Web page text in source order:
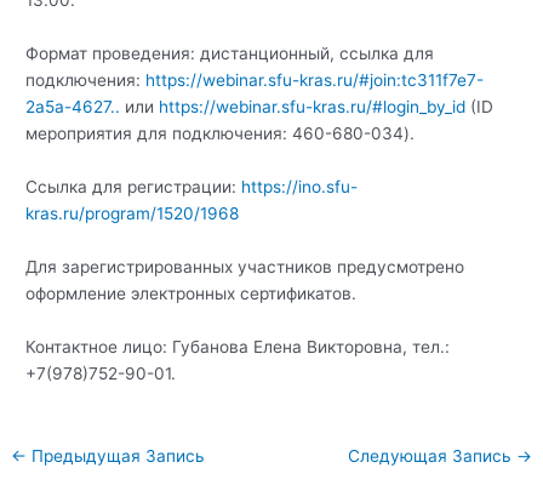
Формат проведения: дистанционный, ссылка для
подключения: https://webinar.sfu-kras.ru/#join:tc311f7e7-
2a5a-4627.. или https://webinar.sfu-kras.ru/#login_by_id (ID
мероприятия для подключения: 460-680-034).
Ссылка для регистрации: https://ino.sfu-
kras.ru/program/1520/1968
Для зарегистрированных участников предусмотрено
оформление электронных сертификатов.
Контактное лицо: Губанова Елена Викторовна, тел.:
+7(978)752-90-01.
Навигация
← Предыдущая Запись Следующая Запись →